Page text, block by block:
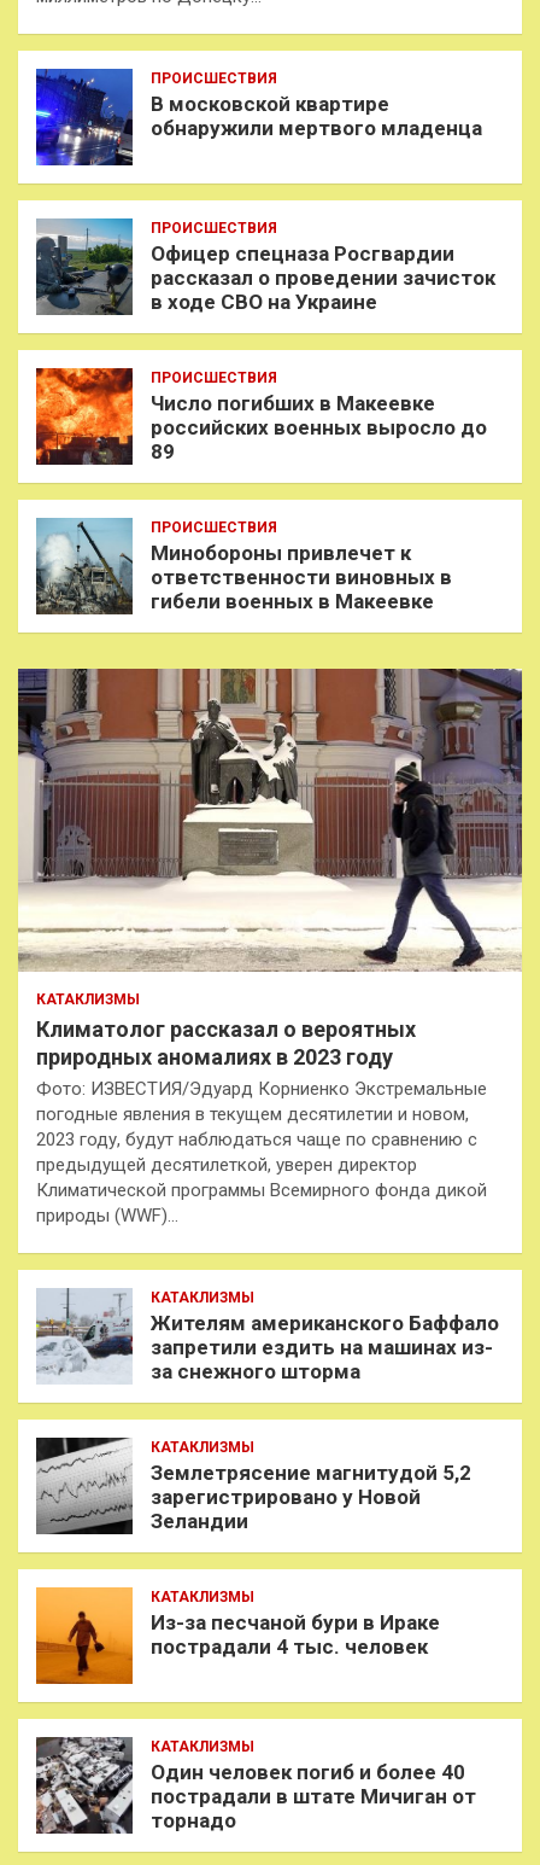
ПРОИСШЕСТВИЯ
В московской квартире
обнаружили мертвого младенца
ПРОИСШЕСТВИЯ
Офицер спецназа Росгвардии
рассказал о проведении зачисток
в ходе СВО на Украине
ПРОИСШЕСТВИЯ
Число погибших в Макеевке
российских военных выросло до
89
ПРОИСШЕСТВИЯ
Минобороны привлечет к
ответственности виновных в
гибели военных в Макеевке
КАТАКЛИЗМЫ
Климатолог рассказал о вероятных
природных аномалиях в 2023 году
Фото: ИЗВЕСТИЯ/Эдуард Корниенко Экстремальные
погодные явления в текущем десятилетии и новом,
2023 году, будут наблюдаться чаще по сравнению с
предыдущей десятилеткой, уверен директор
Климатической программы Всемирного фонда дикой
природы (WWF)…
КАТАКЛИЗМЫ
Жителям американского Баффало
запретили ездить на машинах из-
за снежного шторма
КАТАКЛИЗМЫ
Землетрясение магнитудой 5,2
зарегистрировано у Новой
Зеландии
КАТАКЛИЗМЫ
Из-за песчаной бури в Ираке
пострадали 4 тыс. человек
КАТАКЛИЗМЫ
Один человек погиб и более 40
пострадали в штате Мичиган от
торнадо